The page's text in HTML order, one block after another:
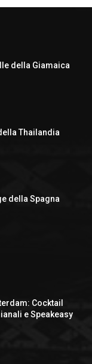
della Giamaica
Thailandia
della Spagna
Cocktail
e Speakeasy